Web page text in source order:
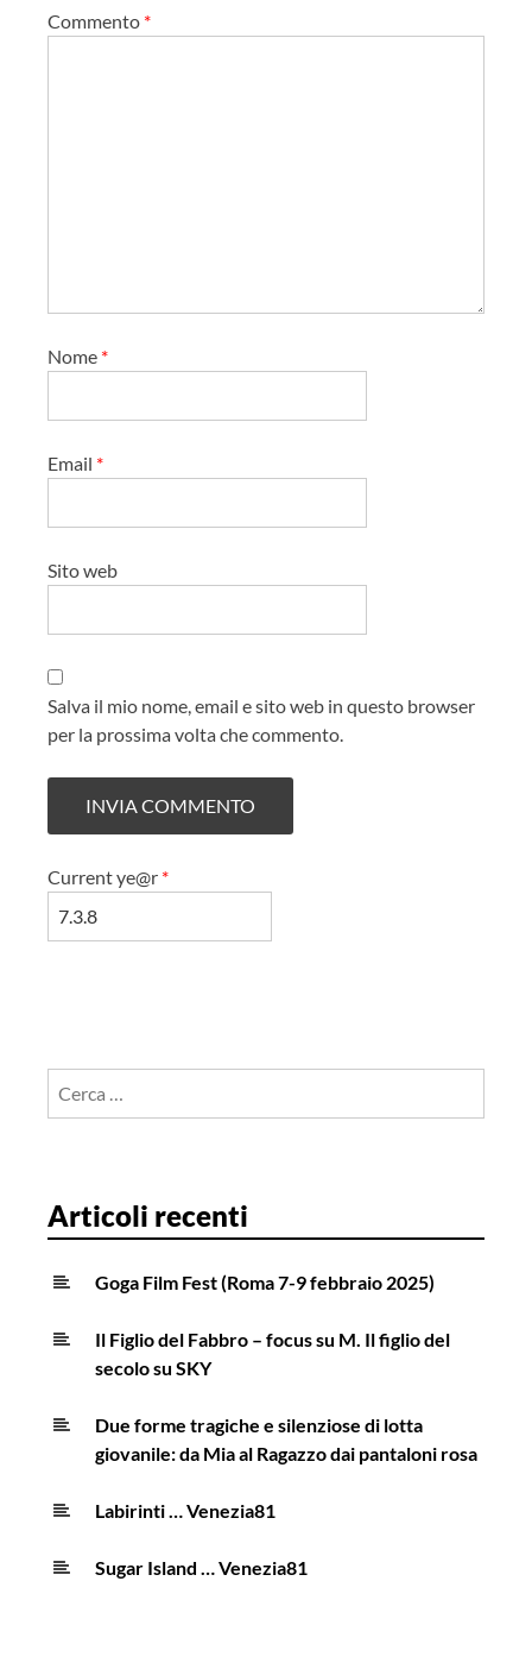
n
o
Commento *
Nome *
Email *
Sito web
Salva il mio nome, email e sito web in questo browser
per la prossima volta che commento.
Current ye@r *
Articoli recenti
Goga Film Fest (Roma 7-9 febbraio 2025)
Il Figlio del Fabbro – focus su M. Il figlio del
secolo su SKY
Due forme tragiche e silenziose di lotta
giovanile: da Mia al Ragazzo dai pantaloni rosa
Labirinti … Venezia81
Sugar Island … Venezia81